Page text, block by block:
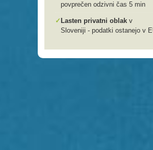
povprečen odzivni čas 5 min
✓ Lasten privatni oblak v
Sloveniji - podatki ostanejo v